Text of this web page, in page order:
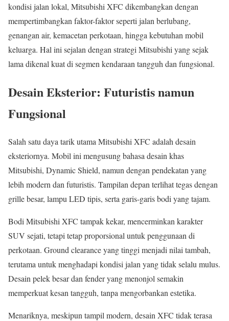
kondisi jalan lokal, Mitsubishi XFC dikembangkan dengan
mempertimbangkan faktor-faktor seperti jalan berlubang,
genangan air, kemacetan perkotaan, hingga kebutuhan mobil
keluarga. Hal ini sejalan dengan strategi Mitsubishi yang sejak
lama dikenal kuat di segmen kendaraan tangguh dan fungsional.
Desain Eksterior: Futuristis namun
Fungsional
Salah satu daya tarik utama Mitsubishi XFC adalah desain
eksteriornya. Mobil ini mengusung bahasa desain khas
Mitsubishi, Dynamic Shield, namun dengan pendekatan yang
lebih modern dan futuristis. Tampilan depan terlihat tegas dengan
grille besar, lampu LED tipis, serta garis-garis bodi yang tajam.
Bodi Mitsubishi XFC tampak kekar, mencerminkan karakter
SUV sejati, tetapi tetap proporsional untuk penggunaan di
perkotaan. Ground clearance yang tinggi menjadi nilai tambah,
terutama untuk menghadapi kondisi jalan yang tidak selalu mulus.
Desain pelek besar dan fender yang menonjol semakin
memperkuat kesan tangguh, tanpa mengorbankan estetika.
Menariknya, meskipun tampil modern, desain XFC tidak terasa